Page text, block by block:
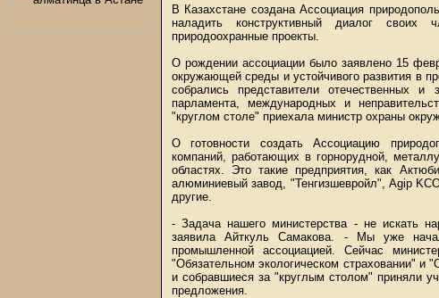
В Казахстане создана Ассоциация
наладить конструктивный диалог своих
природоохранные проекты.
О рождении ассоциации было заявлено 15
окружающей среды и устойчивого развития в
собрались представители отечественных и
парламента, международных и
"круглом столе" приехала министр охраны
О готовности создать Ассоциацию
компаний, работающих в горнорудной,
областях. Это такие предприятия, как
алюминиевый завод, "Тенгизшевройл", Agip
другие.
- Задача нашего министерства - не искать
заявила Айткуль Самакова. - Мы уже
промышленной ассоциацией. Сейчас
"Обязательном экологическом страховании" и
и собравшиеся за "круглым столом" приняли
предложения.